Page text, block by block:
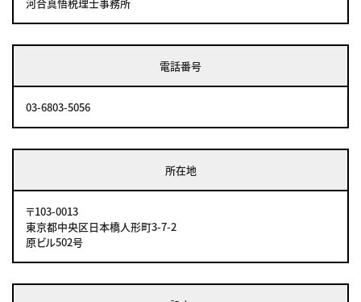
電話番号
03-6803-5056
所在地
〒103-0013
東京都中央区日本橋人形町3-7-2
原ビル502号